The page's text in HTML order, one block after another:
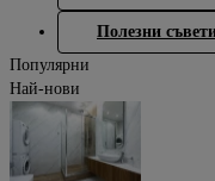
Полезни
Популярни
Най-нови